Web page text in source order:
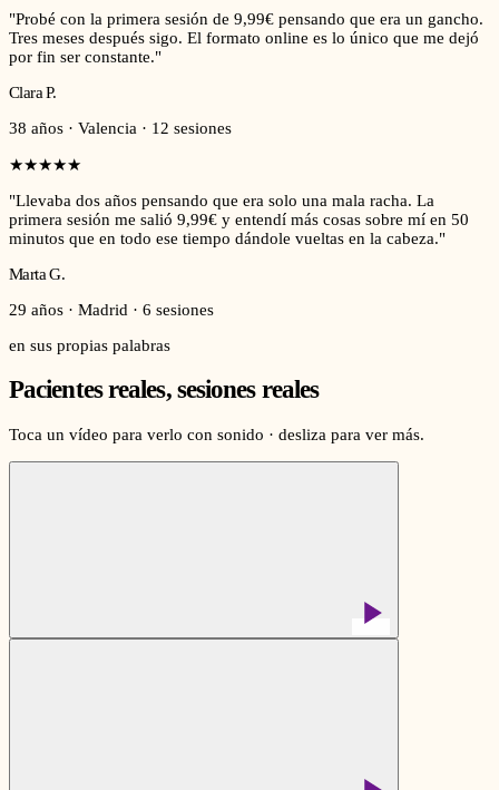
"Probé con la primera sesión de 9,99€ pensando que era un gancho.
Tres meses después sigo. El formato online es lo único que me dejó
por fin ser constante."
Clara P.
38 años · Valencia · 12 sesiones
★★★★★
"Llevaba dos años pensando que era solo una mala racha. La
primera sesión me salió 9,99€ y entendí más cosas sobre mí en 50
minutos que en todo ese tiempo dándole vueltas en la cabeza."
Marta G.
29 años · Madrid · 6 sesiones
en sus propias palabras
Pacientes reales, sesiones reales
Toca un vídeo para verlo con sonido · desliza para ver más.